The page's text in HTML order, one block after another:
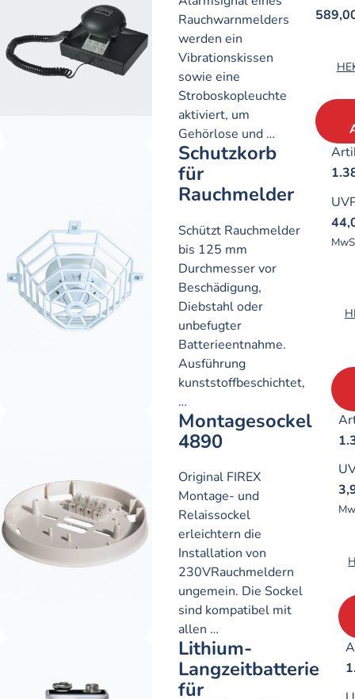
Rauchwarnmelders
werden ein
Vibrationskissen
sowie eine
Stroboskopleuchte
aktiviert, um
Gehörlose und …
Schutzkorb
für
Rauchmelder
Schützt Rauchmelder
bis 125 mm
Durchmesser vor
Beschädigung,
Diebstahl oder
unbefugter
Batterieentnahme.
Ausführung
kunststoffbeschichtet,
…
Montagesockel
4890
Original FIREX
Montage- und
Relaissockel
erleichtern die
Installation von
230VRauchmeldern
ungemein. Die Sockel
sind kompatibel mit
allen …
Lithium-
Langzeitbatterie
für